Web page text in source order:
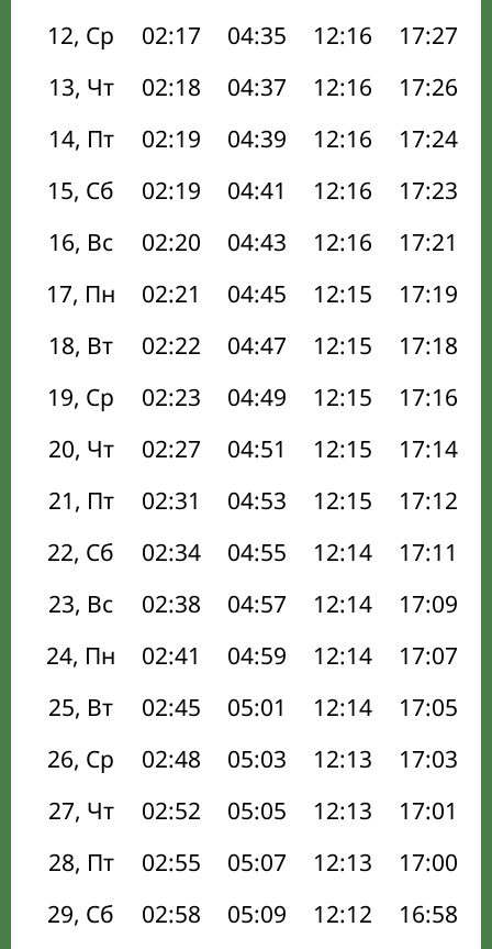
12, Ср
02:17 04:35 12:16 17:27
13, Чт
02:18 04:37 12:16 17:26
14, Пт
02:19 04:39 12:16 17:24
15, Сб
02:19 04:41 12:16 17:23
16, Вс
02:20 04:43 12:16 17:21
17, Пн
02:21 04:45 12:15 17:19
18, Вт
02:22 04:47 12:15 17:18
19, Ср
02:23 04:49 12:15 17:16
20, Чт
02:27 04:51 12:15 17:14
21, Пт
02:31 04:53 12:15 17:12
22, Сб
02:34 04:55 12:14 17:11
23, Вс
02:38 04:57 12:14 17:09
24, Пн
02:41 04:59 12:14 17:07
25, Вт
02:45 05:01 12:14 17:05
26, Ср
02:48 05:03 12:13 17:03
27, Чт
02:52 05:05 12:13 17:01
28, Пт
02:55 05:07 12:13 17:00
29, Сб
02:58 05:09 12:12 16:58